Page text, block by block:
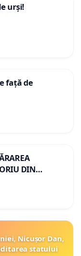
urși!
față de
DIN
Nicușor Dan,
statului